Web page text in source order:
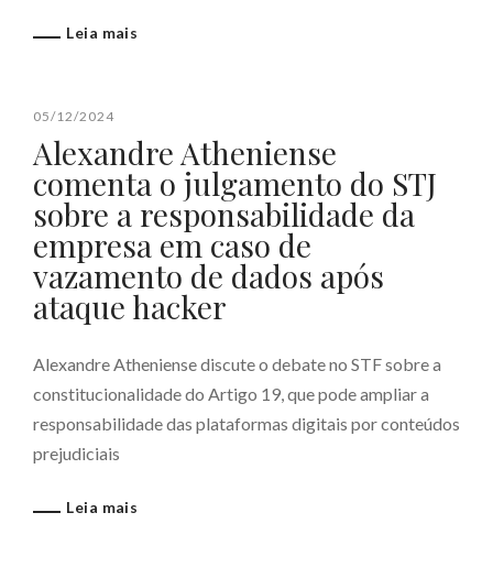
Leia mais
05/12/2024
Alexandre Atheniense
comenta o julgamento do STJ
sobre a responsabilidade da
empresa em caso de
vazamento de dados após
ataque hacker
Alexandre Atheniense discute o debate no STF sobre a
constitucionalidade do Artigo 19, que pode ampliar a
responsabilidade das plataformas digitais por conteúdos
prejudiciais
Leia mais